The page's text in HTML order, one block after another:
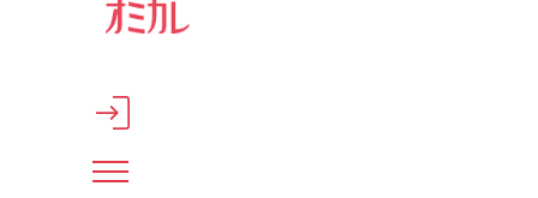
メインコンテンツへスキップ